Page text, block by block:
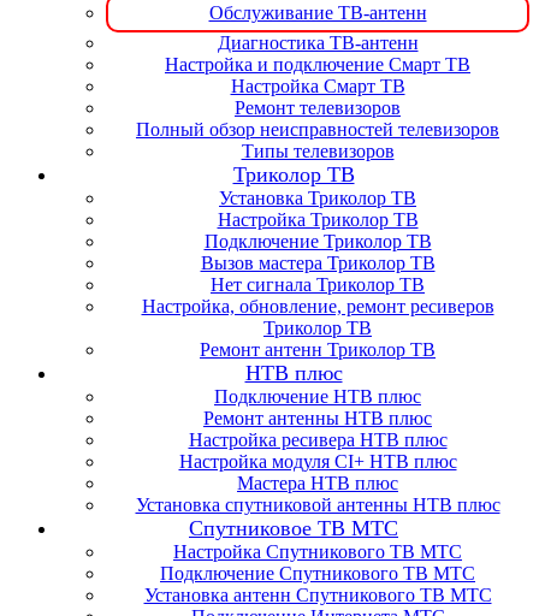
Обслуживание ТВ-антенн
Диагностика ТВ-антенн
Настройка и подключение Смарт ТВ
Настройка Смарт ТВ
Ремонт телевизоров
Полный обзор неисправностей телевизоров
Типы телевизоров
Триколор ТВ
Установка Триколор ТВ
Настройка Триколор ТВ
Подключение Триколор ТВ
Вызов мастера Триколор ТВ
Нет сигнала Триколор ТВ
Настройка, обновление, ремонт ресиверов
Триколор ТВ
Ремонт антенн Триколор ТВ
НТВ плюс
Подключение НТВ плюс
Ремонт антенны НТВ плюс
Настройка ресивера НТВ плюс
Настройка модуля CI+ НТВ плюс
Мастера НТВ плюс
Установка спутниковой антенны НТВ плюс
Спутниковое ТВ МТС
Настройка Спутникового ТВ МТС
Подключение Спутникового ТВ МТС
Установка антенн Спутникового ТВ МТС